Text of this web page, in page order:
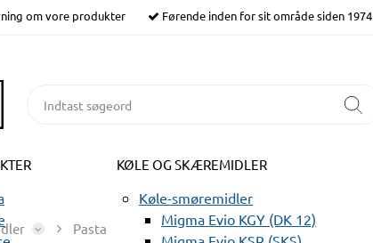
om vore produkter Førende inden for sit område siden 1974
KØLE OG SKÆREMIDLER
Køle-smøremidler
Migma Evio KGY (DK 12)
Pasta